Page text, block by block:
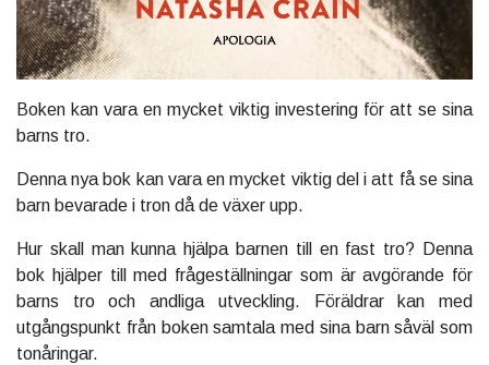
Boken kan vara en mycket viktig investering för att se sina
barns tro.
Denna nya bok kan vara en mycket viktig del i att få se sina
barn bevarade i tron då de växer upp.
Hur skall man kunna hjälpa barnen till en fast tro? Denna
bok hjälper till med frågeställningar som är avgörande för
barns tro och andliga utveckling. Föräldrar kan med
utgångspunkt från boken samtala med sina barn såväl som
tonåringar.